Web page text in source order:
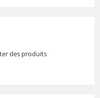
des produits